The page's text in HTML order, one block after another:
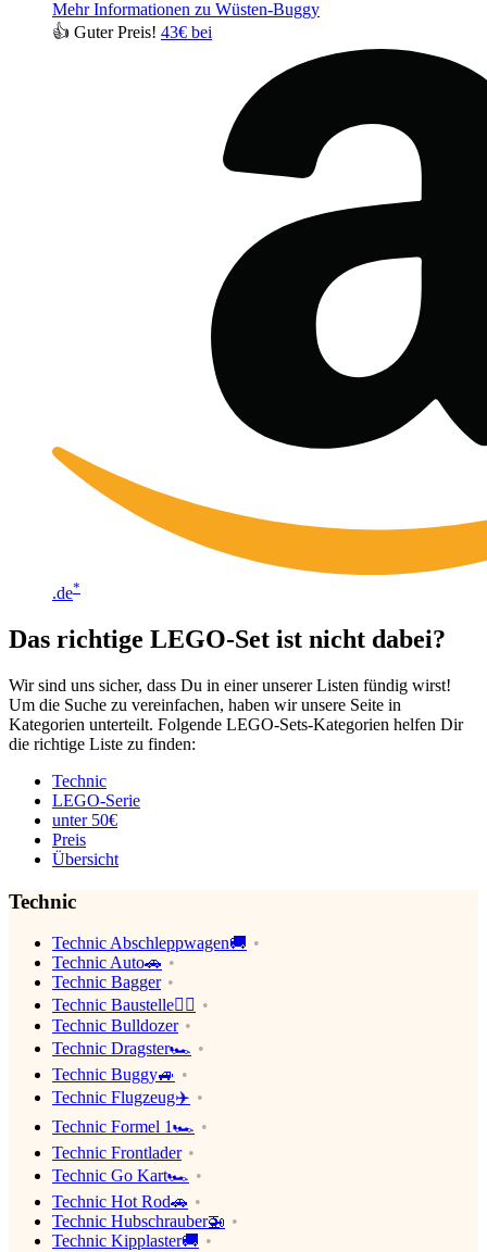
Mehr Informationen zu Wüsten-Buggy
👍 Guter Preis! 43€ bei
.de*
Das richtige LEGO-Set ist nicht dabei?
Wir sind uns sicher, dass Du in einer unserer Listen fündig wirst!
Um die Suche zu vereinfachen, haben wir unsere Seite in
Kategorien unterteilt. Folgende LEGO-Sets-Kategorien helfen Dir
die richtige Liste zu finden:
Technic
LEGO-Serie
unter 50€
Preis
Übersicht
Technic
Technic Abschleppwagen🚚
Technic Auto🚗
Technic Bagger
Technic Baustelle👷‍♂️
Technic Bulldozer
Technic Dragster🏎
Technic Buggy🚙
Technic Flugzeug✈️
Technic Formel 1🏎
Technic Frontlader
Technic Go Kart🏎
Technic Hot Rod🚗
Technic Hubschrauber🚁
Technic Kipplaster🚚